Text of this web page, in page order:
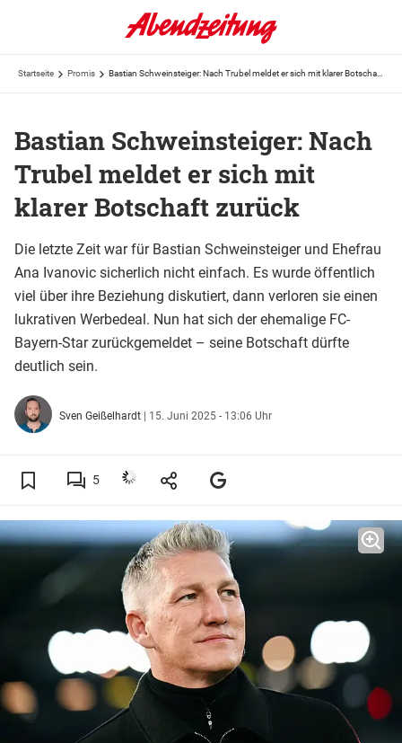
Startseite Promis
Bastian Schweinsteiger: Nach
Trubel meldet er sich mit
klarer Botschaft zurück
Die letzte Zeit war für Bastian Schweinsteiger und Ehefrau
Ana Ivanovic sicherlich nicht einfach. Es wurde öffentlich
viel über ihre Beziehung diskutiert, dann verloren sie einen
lukrativen Werbedeal. Nun hat sich der ehemalige FC-
Bayern-Star zurückgemeldet – seine Botschaft dürfte
deutlich sein.
Sven Geißelhardt | 15. Juni 2025 - 13:06 Uhr
5